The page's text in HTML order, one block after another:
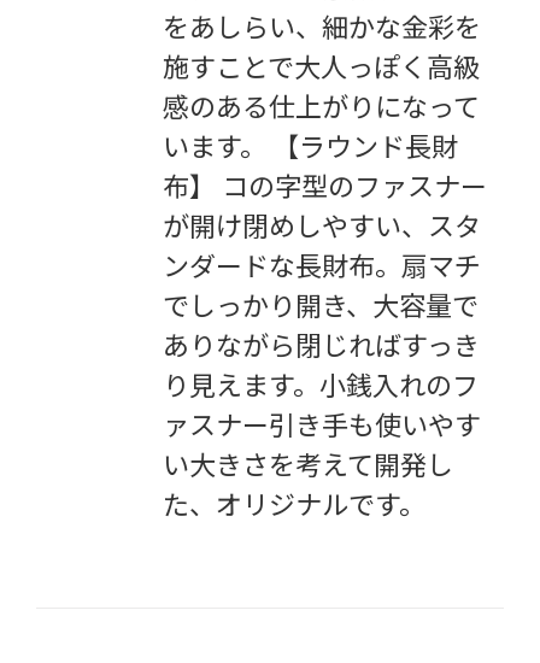
をあしらい、細かな金彩を
施すことで大人っぽく高級
感のある仕上がりになって
います。 【ラウンド長財
布】 コの字型のファスナー
が開け閉めしやすい、スタ
ンダードな長財布。扇マチ
でしっかり開き、大容量で
ありながら閉じればすっき
り見えます。小銭入れのフ
ァスナー引き手も使いやす
い大きさを考えて開発し
た、オリジナルです。